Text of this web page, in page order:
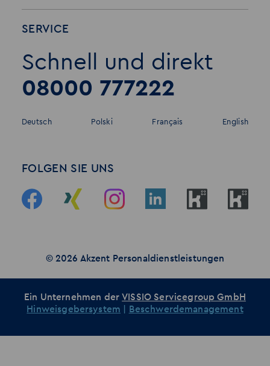
SERVICE
Schnell und direkt
08000 777222
Deutsch Polski Français English
FOLGEN SIE UNS
© 2026 Akzent Personaldienstleistungen
Ein Unternehmen derVISSIO Servicegroup GmbH
Hinweisgebersystem
Beschwerdemanagement